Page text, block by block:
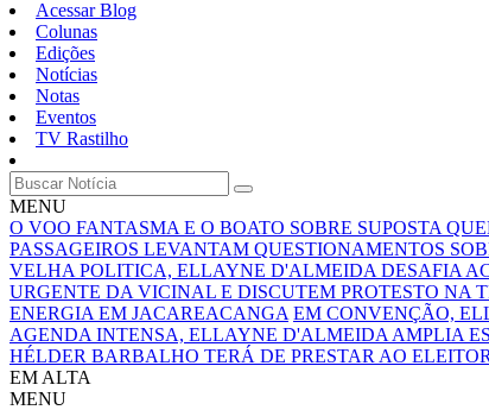
Acessar Blog
Colunas
Edições
Notícias
Notas
Eventos
TV Rastilho
MENU
O VOO FANTASMA E O BOATO SOBRE SUPOSTA
PASSAGEIROS LEVANTAM QUESTIONAMENTOS
VELHA POLITICA, ELLAYNE D'ALMEIDA DESAFIA
URGENTE DA VICINAL E DISCUTEM PROTESTO NA
ENERGIA EM JACAREACANGA EM CONVENÇÃO,
AGENDA INTENSA, ELLAYNE D'ALMEIDA AMPLIA
HÉLDER BARBALHO TERÁ DE PRESTAR AO ELEITOR
EM ALTA
MENU